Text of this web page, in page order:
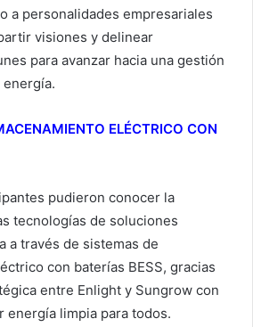
a personalidades empresariales
visiones y delinear
para avanzar hacia una gestión
ELÉCTRICO CON
pudieron conocer la
tecnologías de soluciones
a través de sistemas de
con baterías BESS, gracias
entre Enlight y Sungrow con
energía limpia para todos.